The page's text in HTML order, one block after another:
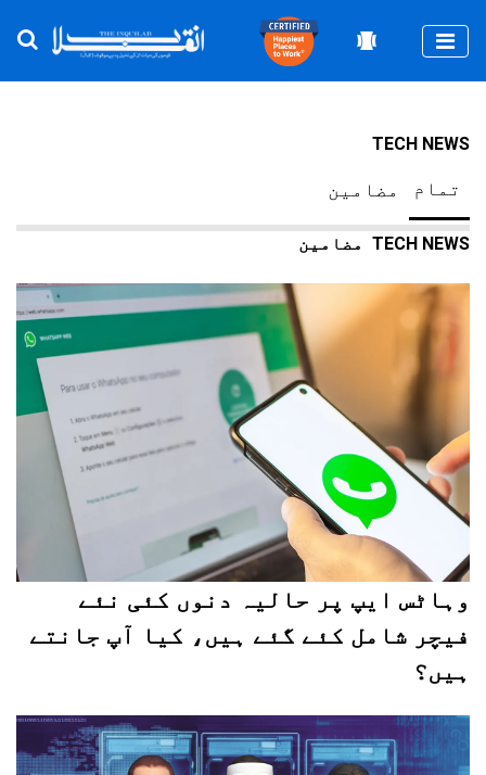
TECH NEWS
مضامین تمام
TECH NEWS
وہاٹس ایپ پر حالیہ دنوں کئی نئے
فیچر شامل کئے گئے ہیں، کیا آپ جانتے
ہیں؟